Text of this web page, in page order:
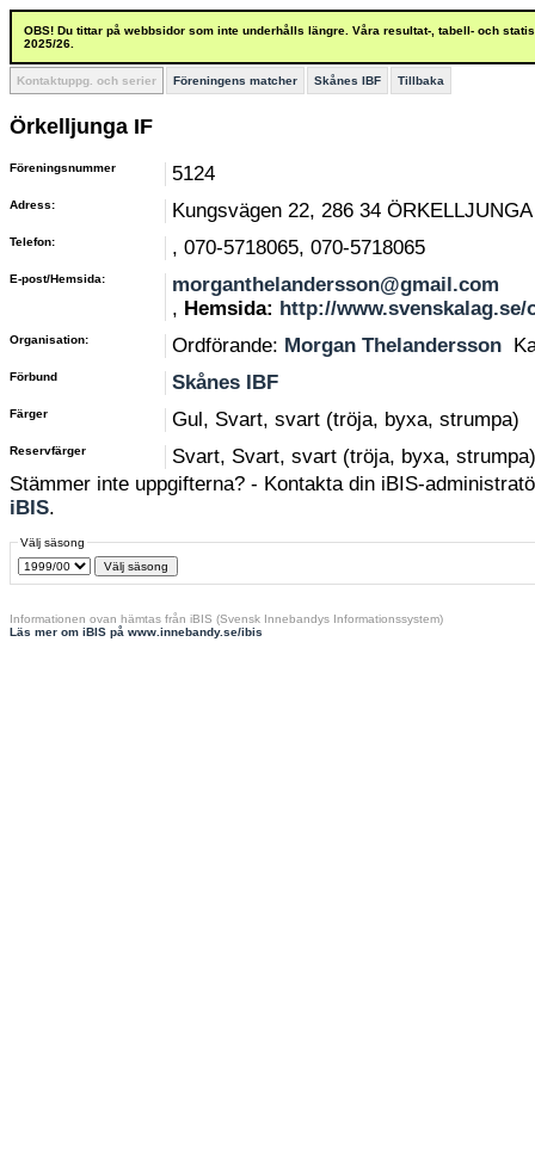
OBS! Du tittar på webbsidor som inte underhålls längre. Våra resultat-, tabell- och
2025/26.
Kontaktuppg. och serier Föreningens matcher Skånes IBF Tillbaka
Örkelljunga IF
Föreningsnummer 5124
Adress: Kungsvägen 22, 286 34 ÖRKELLJUNGA
Telefon: , 070-5718065, 070-5718065
E-post/Hemsida:
morganthelandersson@gmail.com
, Hemsida: http://www.svenskalag.se/
Organisation: Ordförande: Morgan Thelandersson
Förbund Skånes IBF
Färger Gul, Svart, svart (tröja, byxa, strumpa)
Reservfärger
Svart, Svart, svart (tröja, byxa, strumpa)
Stämmer inte uppgifterna? - Kontakta din iBIS-
iBIS.
Välj säsong
Informationen ovan hämtas från iBIS (Svensk Innebandys Informationssystem)
Läs mer om iBIS på www.innebandy.se/ibis